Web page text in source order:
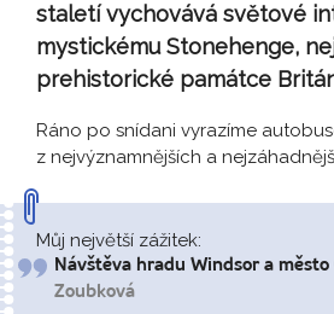
staletí vychovává světové
mystickému Stonehenge,
prehistorické památce
Ráno po snídani vyrazíme
z nejvýznamnějších a
Můj největší zážitek:
Návštěva hradu Windsor a město
Zoubková